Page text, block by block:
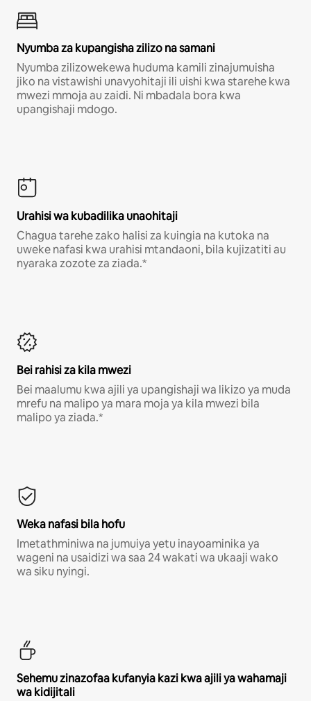
Nyumba za kupangisha zilizo na samani
Nyumba zilizowekewa huduma kamili zinajumuisha
jiko na vistawishi unavyohitaji ili uishi kwa starehe kwa
mwezi mmoja au zaidi. Ni mbadala bora kwa
upangishaji mdogo.
Urahisi wa kubadilika unaohitaji
Chagua tarehe zako halisi za kuingia na kutoka na
uweke nafasi kwa urahisi mtandaoni, bila kujizatiti au
nyaraka zozote za ziada.*
Bei rahisi za kila mwezi
Bei maalumu kwa ajili ya upangishaji wa likizo ya muda
mrefu na malipo ya mara moja ya kila mwezi bila
malipo ya ziada.*
Weka nafasi bila hofu
Imetathminiwa na jumuiya yetu inayoaminika ya
wageni na usaidizi wa saa 24 wakati wa ukaaji wako
wa siku nyingi.
Sehemu zinazofaa kufanyia kazi kwa ajili ya wahamaji
wa kidijitali